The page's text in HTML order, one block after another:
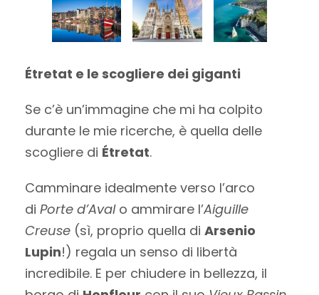
Étretat e le scogliere dei giganti
Se c’è un’immagine che mi ha colpito
durante le mie ricerche, è quella delle
scogliere di Étretat.
Camminare idealmente verso l’arco
di Porte d’Avalo ammirare l’Aiguille
Creuse (sì, proprio quella di Arsenio
Lupin!) regala un senso di libertà
incredibile. E per chiudere in bellezza, il